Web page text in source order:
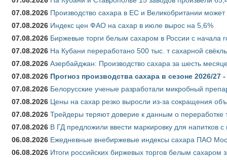
07.08.2026 Производство сахара в ЕС и Великобритании
07.08.2026 Индекс цен ФАО на сахар в июле вырос на 5,6%
07.08.2026 Биржевые торги белым сахаром в России с начала
07.08.2026 На Кубани переработано 500 тыс. т сахарной
07.08.2026 Азербайджан: Производство сахара за шесть
07.08.2026 Прогноз производства сахара в сезоне 2026/
07.08.2026 Белорусские ученые разработали микробный
07.08.2026 Цены на сахар резко выросли из-за сокращения
07.08.2026 Трейдеры теряют доверие к данным о переработке
07.08.2026 В ГД предложили ввести маркировку для напитков
06.08.2026 Ежедневные внебиржевые индексы сахара ПАО
06.08.2026 Итоги российских биржевых торгов белым сахаром